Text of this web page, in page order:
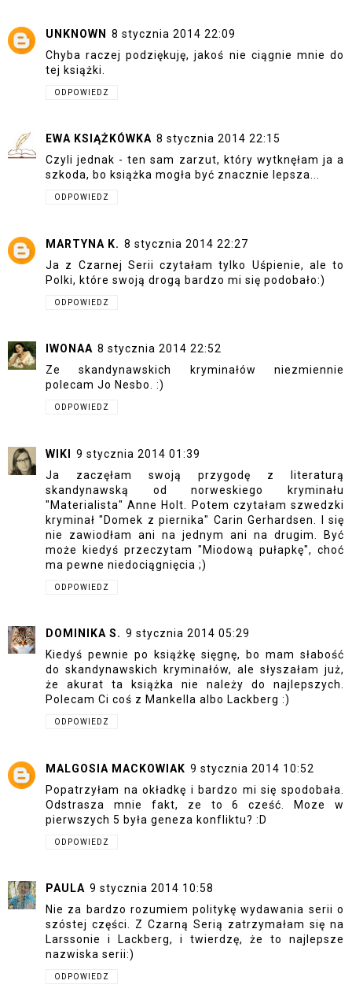
UNKNOWN 8 stycznia 2014 22:09
Chyba raczej podziękuję, jakoś nie ciągnie mnie do
tej książki.
ODPOWIEDZ
EWA KSIĄŻKÓWKA 8 stycznia 2014 22:15
Czyli jednak - ten sam zarzut, który wytknęłam ja a
szkoda, bo książka mogła być znacznie lepsza...
ODPOWIEDZ
MARTYNA K. 8 stycznia 2014 22:27
Ja z Czarnej Serii czytałam tylko Uśpienie, ale to
Polki, które swoją drogą bardzo mi się podobało:)
ODPOWIEDZ
IWONAA 8 stycznia 2014 22:52
Ze skandynawskich kryminałów niezmiennie
polecam Jo Nesbo. :)
ODPOWIEDZ
WIKI 9 stycznia 2014 01:39
Ja zaczęłam swoją przygodę z literaturą
skandynawską od norweskiego kryminału
"Materialista" Anne Holt. Potem czytałam szwedzki
kryminał "Domek z piernika" Carin Gerhardsen. I się
nie zawiodłam ani na jednym ani na drugim. Być
może kiedyś przeczytam "Miodową pułapkę", choć
ma pewne niedociągnięcia ;)
ODPOWIEDZ
DOMINIKA S. 9 stycznia 2014 05:29
Kiedyś pewnie po książkę sięgnę, bo mam słabość
do skandynawskich kryminałów, ale słyszałam już,
że akurat ta książka nie należy do najlepszych.
Polecam Ci coś z Mankella albo Lackberg :)
ODPOWIEDZ
MALGOSIA MACKOWIAK 9 stycznia 2014 10:52
Popatrzyłam na okładkę i bardzo mi się spodobała.
Odstrasza mnie fakt, ze to 6 cześć. Moze w
pierwszych 5 była geneza konfliktu? :D
ODPOWIEDZ
PAULA 9 stycznia 2014 10:58
Nie za bardzo rozumiem politykę wydawania serii o
szóstej części. Z Czarną Serią zatrzymałam się na
Larssonie i Lackberg, i twierdzę, że to najlepsze
nazwiska serii:)
ODPOWIEDZ